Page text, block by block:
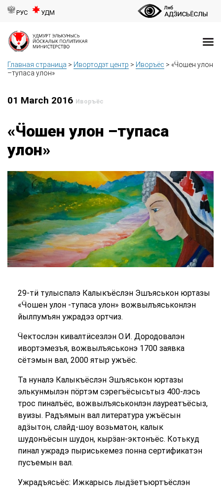
РУС УДМ
Главная страница > Ивортодэт центр > Иворъёс > «Ӵошен улон
–тупаса улон»
01 March 2016 Иворъёс
«Ӵошен улон –тупаса
улон»
29-тӥ тулыспалэ Калыкъёслэн Эшъяськон юртазы
«Ӵошен улон -тупаса улон» вожвылъяськонлэн
йылпумъян ужрадэз ортчиз.
Ӵектослэн кивалтӥсезлэн О.И. Дородовалэн
ивортэмезъя, вожвылъяськонэ 1700 заявка
сётэмын вал, 2000 ятыр ужъёс.
Та нуналэ Калыкъёслэн Эшъяськон юртазы
элькунмылэн пӧртэм сэрегъёсысьтыз 400-лэсь
трос пиналъёс, вожвылъяськонлэн лауреатъёсыз,
вуизы. Радъямын вал литература ужъёсын
адӟытон, слайд-шоу возьматон, калык
шудонъёсын шудон, кырӟан-эктонъёс. Котькуд
пинал ужрадэ пыриськемез понна сертификатэн
пусъемын вал.
Ужрадъясьёс: Ижкарысь лыдӟетъюртъёслэн